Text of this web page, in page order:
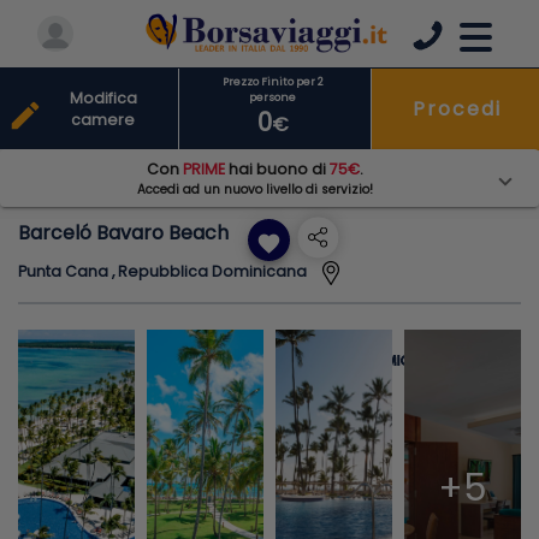
Barceló Bavaro Beach favorite
Punta Cana , Repubblica Dominicana
+5
Prezzo Finito per 2
persone
0€
Procedi
edit
Modifica
camere
Con PRIME hai buono di75€.
Accedi ad un nuovo livello di servizio!